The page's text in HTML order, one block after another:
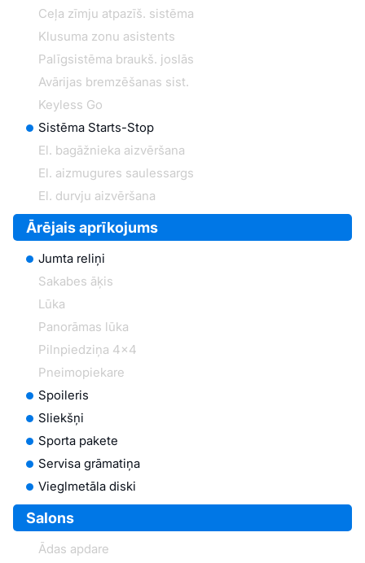
Ceļa zīmju atpazīš. sistēma
Klusuma zonu asistents
Palīgsistēma braukš. joslās
Avārijas bremzēšanas sist.
Keyless Go
Sistēma Starts-Stop
El. bagāžnieka aizvēršana
El. aizmugures saulessargs
El. durvju aizvēršana
Ārējais aprīkojums
Jumta reliņi
Sakabes āķis
Lūka
Panorāmas lūka
Pilnpiedziņa 4x4
Pneimopiekare
Spoileris
Sliekšņi
Sporta pakete
Servisa grāmatiņa
Vieglmetāla diski
Salons
Ādas apdare